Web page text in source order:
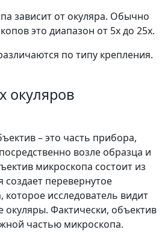
зависит от окуляра. Обычно
это диапазон от 5х до 25х.
по типу крепления.
окуляров
– это часть прибора,
возле образца и
микроскопа состоит из
создает перевернутое
исследователь видит
Фактически, объектив
частью микроскопа.